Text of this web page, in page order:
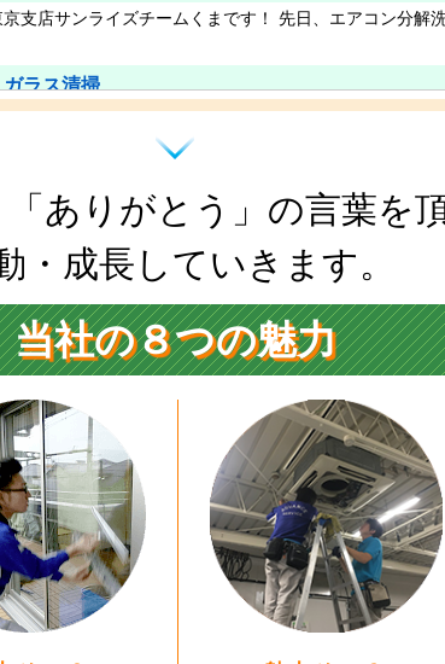
京支店サンライズチームくまです！ 先日、エアコン分解
ガラス清掃
浜支店ベイスターチームのおつゆです。 本...
浜支店ベイスターチームのおつゆです。 本...
五目炒飯
浜支店ベイスターチームのおつゆです。 今日はお昼に
ホテル清掃
浜支店ベイスターチームのおつゆです。 本...
カーペット清掃
デンチームのマイティです！ 先日カーペット洗浄へ伺い
扇風機清掃
デンチームのマイティです！ 先日扇風機の清掃を行いま
ありがとう」の言葉を
・成長していきます。
当社の８つの魅力